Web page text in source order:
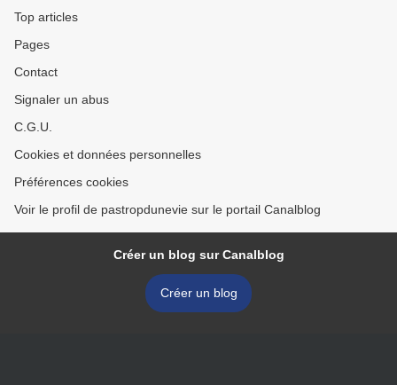
Top articles
Pages
Contact
Signaler un abus
C.G.U.
Cookies et données personnelles
Préférences cookies
Voir le profil de pastropdunevie sur le portail Canalblog
Créer un blog sur Canalblog
Créer un blog